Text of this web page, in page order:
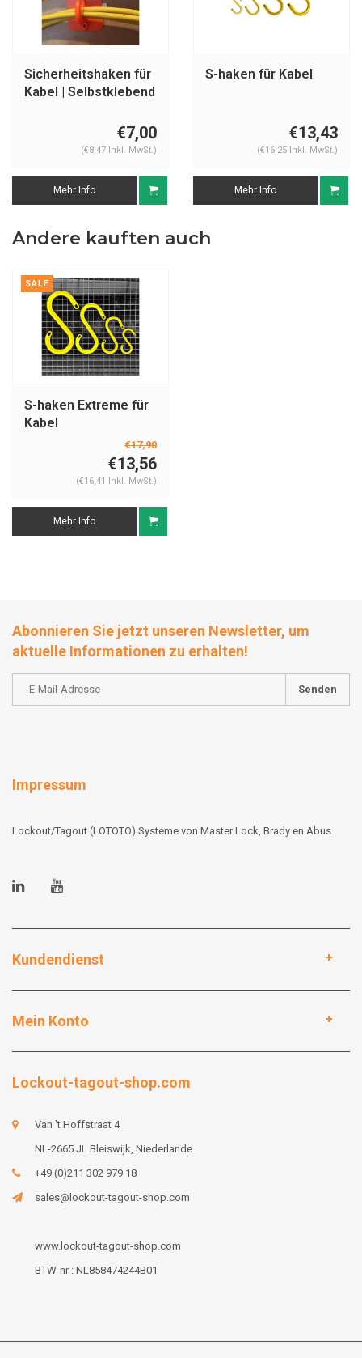
Sicherheitshaken für
Kabel | Selbstklebend
€7,00
(€8,47 Inkl. MwSt.)
Mehr Info
S-haken für Kabel
€13,43
(€16,25 Inkl. MwSt.)
Mehr Info
Andere kauften auch
SALE
S-haken Extreme für
Kabel
€17,90
€13,56
(€16,41 Inkl. MwSt.)
Mehr Info
Abonnieren Sie jetzt unseren Newsletter, um
aktuelle Informationen zu erhalten!
Senden
Impressum
Lockout/Tagout (LOTOTO) Systeme von Master Lock, Brady en Abus
Kundendienst
Mein Konto
Lockout-tagout-shop.com
Van 't Hoffstraat 4
NL-2665 JL Bleiswijk, Niederlande
+49 (0)211 302 979 18
sales@lockout-tagout-shop.com
www.lockout-tagout-shop.com
BTW-nr : NL858474244B01